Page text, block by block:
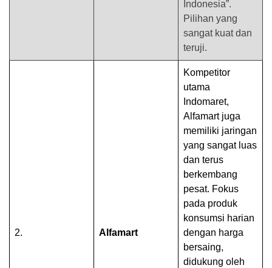
Indonesia”.
Pilihan yang
sangat kuat dan
teruji.
2. Alfamart
Kompetitor
utama
Indomaret,
Alfamart juga
memiliki jaringan
yang sangat luas
dan terus
berkembang
pesat. Fokus
pada produk
konsumsi harian
dengan harga
bersaing,
didukung oleh